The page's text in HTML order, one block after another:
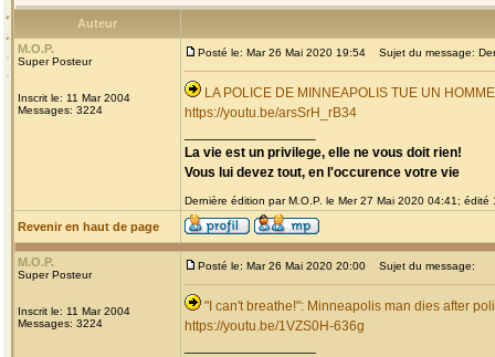
Auteur
M.O.P.
Super Posteur
Inscrit le: 11 Mar 2004
Messages: 3224
Posté le: Mar 26 Mai 2020 19:54 Sujet du message:
LA POLICE DE MINNEAPOLIS TUE UN
https://youtu.be/arsSrH_rB34
La vie est un privilege, elle ne vous doit rien!
Vous lui devez tout, en l'occurence votre vie
Dernière édition par M.O.P. le Mer 27 Mai 2020 04:41; édité
Revenir en haut de page
M.O.P.
Super Posteur
Inscrit le: 11 Mar 2004
Messages: 3224
Posté le: Mar 26 Mai 2020 20:00 Sujet du message:
"I can't breathe!": Minneapolis man dies after
https://youtu.be/1VZS0H-636g